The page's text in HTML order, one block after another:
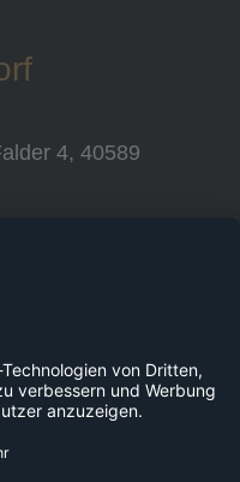
4, 40589